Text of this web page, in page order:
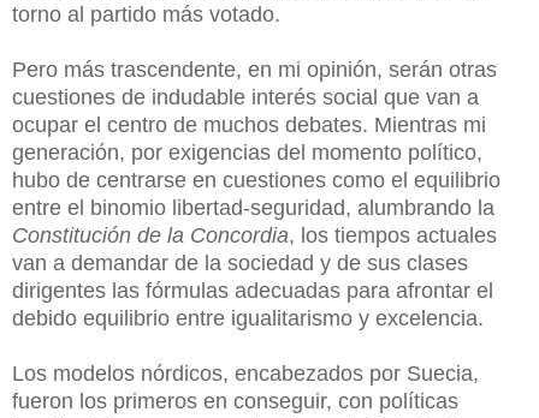
torno al partido más votado.
Pero más trascendente, en mi opinión, serán otras
cuestiones de indudable interés social que van a
ocupar el centro de muchos debates. Mientras mi
generación, por exigencias del momento político,
hubo de centrarse en cuestiones como el equilibrio
entre el binomio libertad-seguridad, alumbrando la
Constitución de la Concordia, los tiempos actuales
van a demandar de la sociedad y de sus clases
dirigentes las fórmulas adecuadas para afrontar el
debido equilibrio entre igualitarismo y excelencia.
Los modelos nórdicos, encabezados por Suecia,
fueron los primeros en conseguir, con políticas